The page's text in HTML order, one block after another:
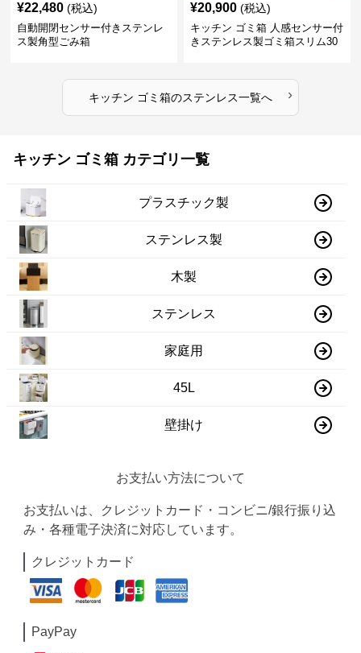
¥22,480 (税込)
自動開閉センサー付きステンレ
ス製角型ごみ箱
¥20,900 (税込)
キッチン ゴミ箱 人感センサー付
きステンレス製ゴミ箱スリム30
キッチン ゴミ箱のステンレス一覧へ ›
キッチン ゴミ箱 カテゴリ一覧
プラスチック製
ステンレス製
木製
ステンレス
家庭用
45L
壁掛け
お支払い方法について
お支払いは、クレジットカード・コンビニ/銀行振り込
み・各種電子決済に対応しています。
クレジットカード
PayPay